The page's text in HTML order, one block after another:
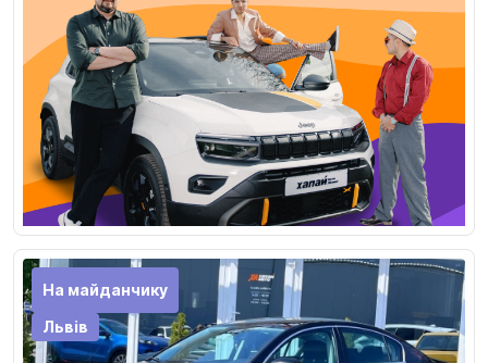
На майданчику
Львів